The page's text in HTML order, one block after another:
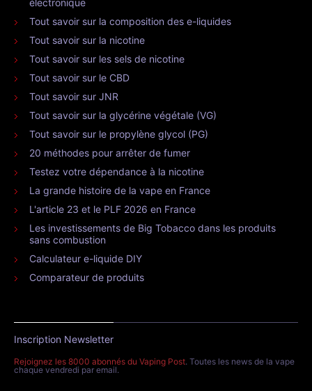
Tout savoir sur la composition des e-liquides
Tout savoir sur la nicotine
Tout savoir sur les sels de nicotine
Tout savoir sur le CBD
Tout savoir sur JNR
Tout savoir sur la glycérine végétale (VG)
Tout savoir sur le propylène glycol (PG)
20 méthodes pour arrêter de fumer
Testez votre dépendance à la nicotine
La grande histoire de la vape en France
L'article 23 et le PLF 2026 en France
Les investissements de Big Tobacco dans les produits
sans combustion
Calculateur e-liquide DIY
Comparateur de produits
Inscription Newsletter
Rejoignez les 8000 abonnés du Vaping Post. Toutes les news de la vape
chaque vendredi par email.